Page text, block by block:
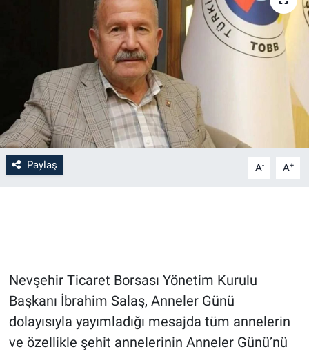
Paylaş A- A+
Nevşehir Ticaret Borsası Yönetim Kurulu
Başkanı İbrahim Salaş, Anneler Günü
dolayısıyla yayımladığı mesajda tüm annelerin
ve özellikle şehit annelerinin Anneler Günü’nü
Kültür
3.Sayfa
Medya
Bilim-Tek
Kayseri
Niğde
Aksaray